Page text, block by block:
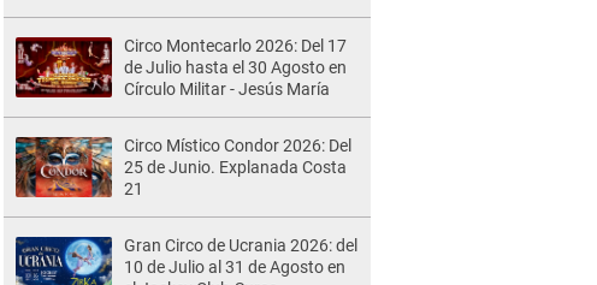
Circo Montecarlo 2026: Del 17
de Julio hasta el 30 Agosto en
Círculo Militar - Jesús María
Circo Místico Condor 2026: Del
25 de Junio. Explanada Costa
21
Gran Circo de Ucrania 2026: del
10 de Julio al 31 de Agosto en